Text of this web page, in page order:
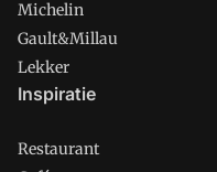
Michelin
Gault&Millau
Lekker
Inspiratie
Restaurant